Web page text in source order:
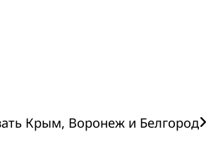
Крым, Воронеж и Белгород